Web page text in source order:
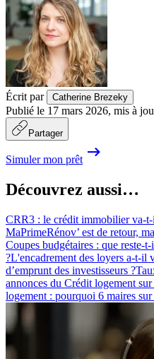
Écrit par Catherine Brezeky
Publié le 17 mars 2026, mis à
Partager
Simuler mon prêt
Découvrez aussi…
CRR3 : le crédit immobilier va-
MaPrimeRénov’ est de retour,
Coupes budgétaires : que reste-
?L'encadrement des loyers a-t-il
d’emprunt des investisseurs ?
annonces du Crédit logement sur
logement : pourquoi 6 maires